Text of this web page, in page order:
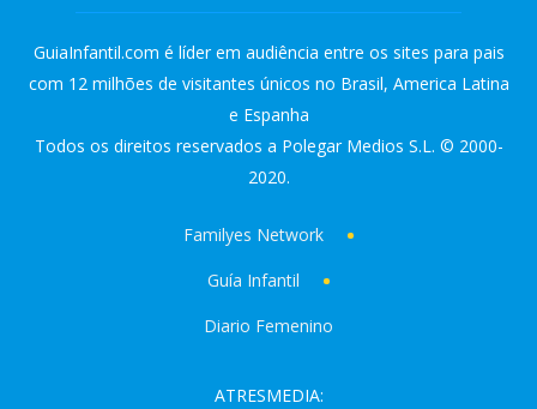
GuiaInfantil.com é líder em audiência entre os sites para pais
com 12 milhões de visitantes únicos no Brasil, America Latina
e Espanha
Todos os direitos reservados a Polegar Medios S.L. © 2000-
2020.
Familyes Network
Guía Infantil
Diario Femenino
ATRESMEDIA: